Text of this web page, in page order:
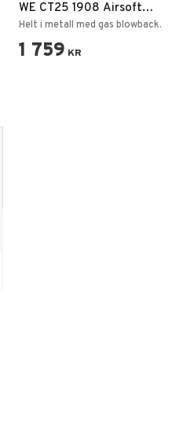
WE CT25 1908 Airsoft
Pistol GBB Silver
Helt i metall med gas blowback.
1 759 KR